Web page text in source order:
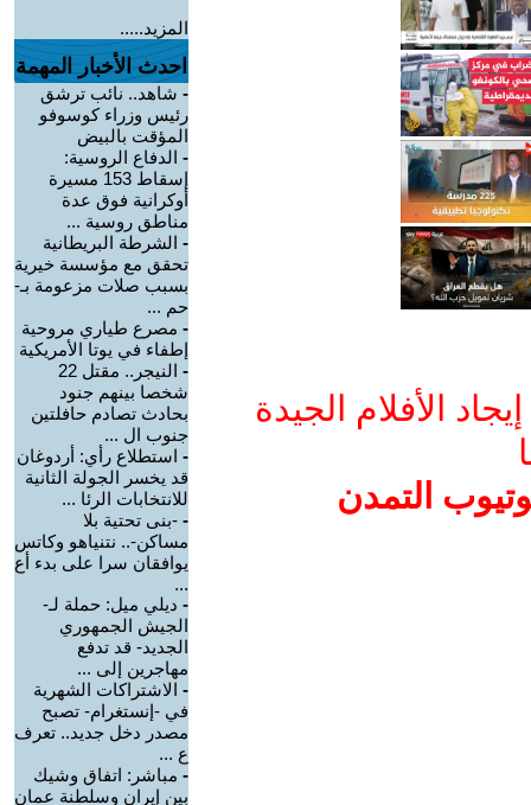
الأفلام الجيدة
التمدن
المزيد.....
احدث الأخبار المهمة
- شاهد.. نائب ترشق
رئيس وزراء كوسوفو
المؤقت بالبيض
- الدفاع الروسية:
إسقاط 153 مسيرة
أوكرانية فوق عدة
مناطق روسية ...
- الشرطة البريطانية
تحقق مع مؤسسة خيرية
بسبب صلات مزعومة بـ-
حم ...
- مصرع طياري مروحية
إطفاء في يوتا الأمريكية
-
النيجر.. مقتل 22
شخصا بينهم جنود
بحادث تصادم حافلتين
جنوب ال ...
- استطلاع رأي: أردوغان
قد يخسر الجولة الثانية
للانتخابات الرئا ...
- -بنى تحتية بلا
مساكن-.. نتنياهو وكاتس
يوافقان سرا على بدء أع
...
- ديلي ميل: حملة لـ-
الجيش الجمهوري
الجديد- قد تدفع
مهاجرين إلى ...
- الاشتراكات الشهرية
في -إنستغرام- تصبح
مصدر دخل جديد.. تعرف
ع ...
- مباشر: اتفاق وشيك
بين إيران وسلطنة عمان